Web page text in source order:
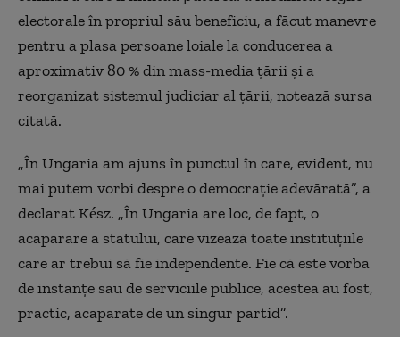
electorale în propriul său beneficiu, a făcut manevre
pentru a plasa persoane loiale la conducerea a
aproximativ 80 % din mass-media țării și a
reorganizat sistemul judiciar al țării, notează sursa
citată.
„În Ungaria am ajuns în punctul în care, evident, nu
mai putem vorbi despre o democrație adevărată”, a
declarat Kész. „În Ungaria are loc, de fapt, o
acaparare a statului, care vizează toate instituțiile
care ar trebui să fie independente. Fie că este vorba
de instanțe sau de serviciile publice, acestea au fost,
practic, acaparate de un singur partid”.